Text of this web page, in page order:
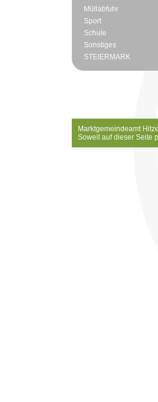
Müllabfuhr
Sport
Schule
Sonstiges
STEIERMARK
Marktgemeindeamt
Soweit auf dieser Seite